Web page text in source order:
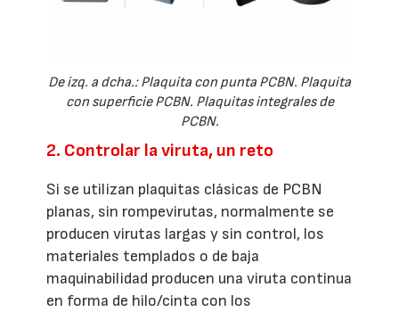
De izq. a dcha.: Plaquita con punta PCBN. Plaquita
con superficie PCBN. Plaquitas integrales de
PCBN.
2. Controlar la viruta, un reto
Si se utilizan plaquitas clásicas de PCBN
planas, sin rompevirutas, normalmente se
producen virutas largas y sin control, los
materiales templados o de baja
maquinabilidad producen una viruta continua
en forma de hilo/cinta con los